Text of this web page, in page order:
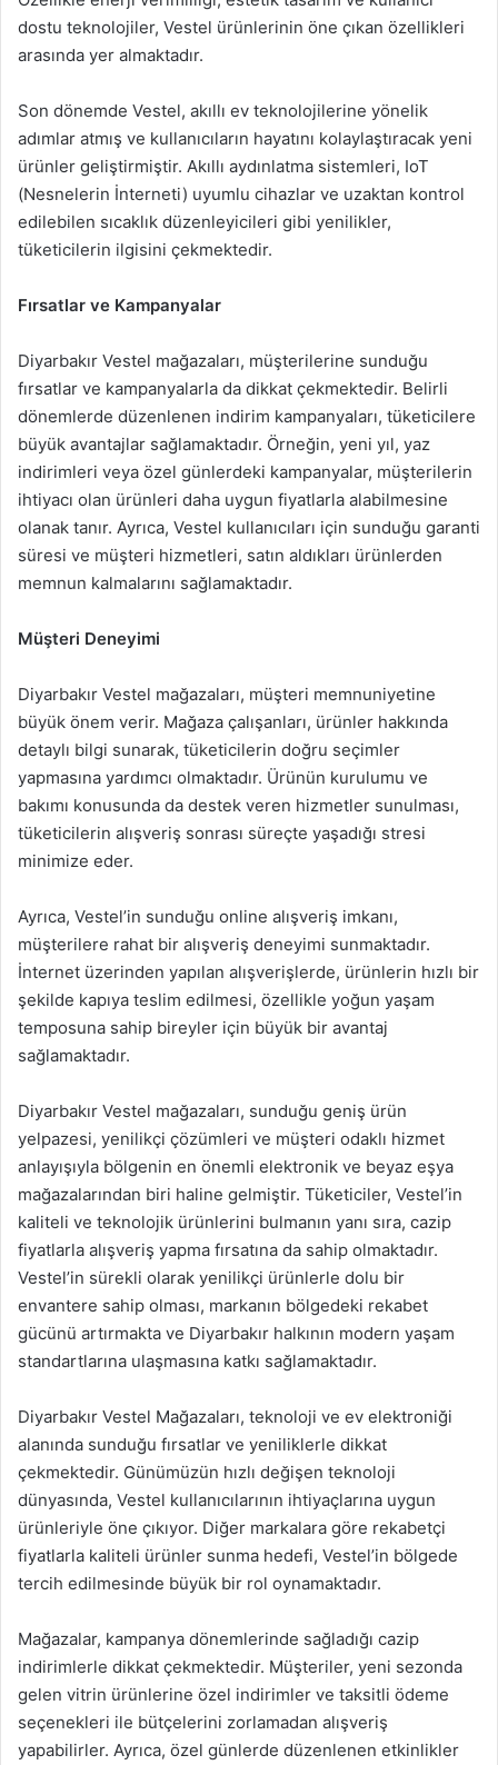
dostu teknolojiler, Vestel ürünlerinin öne çıkan özellikleri
arasında yer almaktadır.
Son dönemde Vestel, akıllı ev teknolojilerine yönelik
adımlar atmış ve kullanıcıların hayatını kolaylaştıracak yeni
ürünler geliştirmiştir. Akıllı aydınlatma sistemleri, IoT
(Nesnelerin İnterneti) uyumlu cihazlar ve uzaktan kontrol
edilebilen sıcaklık düzenleyicileri gibi yenilikler,
tüketicilerin ilgisini çekmektedir.
Fırsatlar ve Kampanyalar
Diyarbakır Vestel mağazaları, müşterilerine sunduğu
fırsatlar ve kampanyalarla da dikkat çekmektedir. Belirli
dönemlerde düzenlenen indirim kampanyaları, tüketicilere
büyük avantajlar sağlamaktadır. Örneğin, yeni yıl, yaz
indirimleri veya özel günlerdeki kampanyalar, müşterilerin
ihtiyacı olan ürünleri daha uygun fiyatlarla alabilmesine
olanak tanır. Ayrıca, Vestel kullanıcıları için sunduğu garanti
süresi ve müşteri hizmetleri, satın aldıkları ürünlerden
memnun kalmalarını sağlamaktadır.
Müşteri Deneyimi
Diyarbakır Vestel mağazaları, müşteri memnuniyetine
büyük önem verir. Mağaza çalışanları, ürünler hakkında
detaylı bilgi sunarak, tüketicilerin doğru seçimler
yapmasına yardımcı olmaktadır. Ürünün kurulumu ve
bakımı konusunda da destek veren hizmetler sunulması,
tüketicilerin alışveriş sonrası süreçte yaşadığı stresi
minimize eder.
Ayrıca, Vestel’in sunduğu online alışveriş imkanı,
müşterilere rahat bir alışveriş deneyimi sunmaktadır.
İnternet üzerinden yapılan alışverişlerde, ürünlerin hızlı bir
şekilde kapıya teslim edilmesi, özellikle yoğun yaşam
temposuna sahip bireyler için büyük bir avantaj
sağlamaktadır.
Diyarbakır Vestel mağazaları, sunduğu geniş ürün
yelpazesi, yenilikçi çözümleri ve müşteri odaklı hizmet
anlayışıyla bölgenin en önemli elektronik ve beyaz eşya
mağazalarından biri haline gelmiştir. Tüketiciler, Vestel’in
kaliteli ve teknolojik ürünlerini bulmanın yanı sıra, cazip
fiyatlarla alışveriş yapma fırsatına da sahip olmaktadır.
Vestel’in sürekli olarak yenilikçi ürünlerle dolu bir
envantere sahip olması, markanın bölgedeki rekabet
gücünü artırmakta ve Diyarbakır halkının modern yaşam
standartlarına ulaşmasına katkı sağlamaktadır.
Diyarbakır Vestel Mağazaları, teknoloji ve ev elektroniği
alanında sunduğu fırsatlar ve yeniliklerle dikkat
çekmektedir. Günümüzün hızlı değişen teknoloji
dünyasında, Vestel kullanıcılarının ihtiyaçlarına uygun
ürünleriyle öne çıkıyor. Diğer markalara göre rekabetçi
fiyatlarla kaliteli ürünler sunma hedefi, Vestel’in bölgede
tercih edilmesinde büyük bir rol oynamaktadır.
Mağazalar, kampanya dönemlerinde sağladığı cazip
indirimlerle dikkat çekmektedir. Müşteriler, yeni sezonda
gelen vitrin ürünlerine özel indirimler ve taksitli ödeme
seçenekleri ile bütçelerini zorlamadan alışveriş
yapabilirler. Ayrıca, özel günlerde düzenlenen etkinlikler